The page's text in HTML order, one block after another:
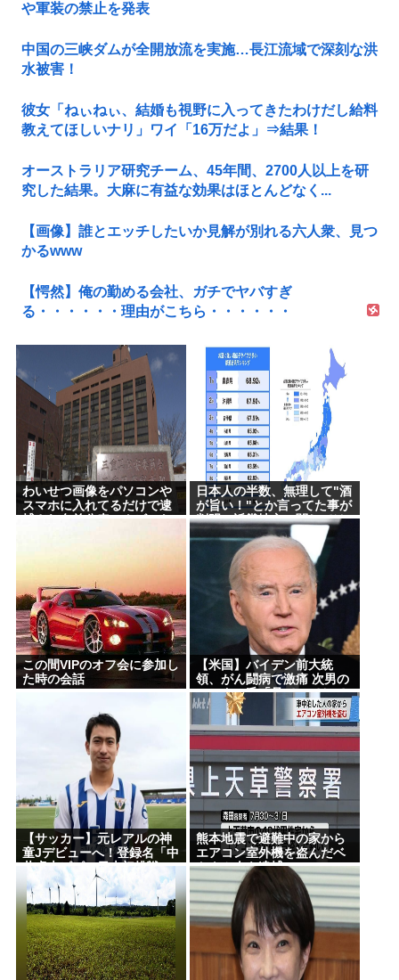
や軍装の禁止を発表
中国の三峡ダムが全開放流を実施…長江流域で深刻な洪
水被害！
彼女「ねぃねぃ、結婚も視野に入ってきたわけだし給料
教えてほしいナリ」ワイ「16万だよ」⇒結果！
オーストラリア研究チーム、45年間、2700人以上を研
究した結果。大麻に有益な効果はほとんどなく...
【画像】誰とエッチしたいか見解が別れる六人衆、見つ
かるwww
【愕然】俺の勤める会社、ガチでヤバすぎ
る・・・・・・理由がこちら・・・・・・
わいせつ画像をパソコンや
スマホに入れてるだけで逮
捕され名前公表、クビにな
日本人の半数、無理して"酒
が旨い！"とか言ってた事が
判明。近畿地方に関しては6
割が下戸
この間VIPのオフ会に参加し
た時の会話
【米国】バイデン前大統
領、がん闘病で激痛 次男の
ハンター氏「見ていてとて
もつらい」
【サッカー】元レアルの神
童Jデビューへ！登録名「中
井卓大ピピ」日本初挑戦の
22歳今治MFが開幕戦に先発
熊本地震で避難中の家から
エアコン室外機を盗んだベ
トナム人を逮捕